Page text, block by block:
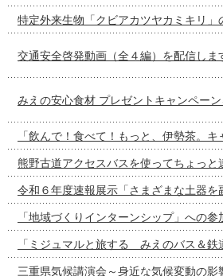
特定外来生物「クビアカツヤカミキリ
交通安全啓発動画（全４編）を配信しま
みえの安心食材 プレゼントキャンペー
「飲んで！食べて！もっと、伊勢茶。
熊野古道アクセスバスを使ってちょっ
令和６年度速報展示「さまざまな土器
「地域づくりインターンシップ」への
「ミジュマルと旅する みえのバス＆
三重県気候講演会～身近な気候変動の